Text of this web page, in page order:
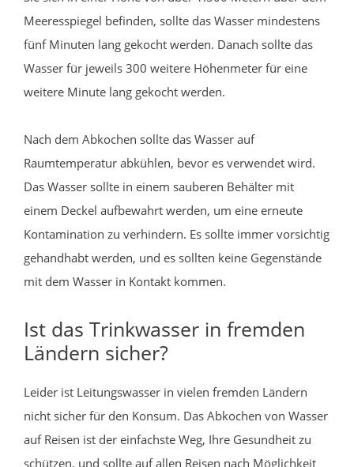
Meeresspiegel befinden, sollte das Wasser mindestens
fünf Minuten lang gekocht werden. Danach sollte das
Wasser für jeweils 300 weitere Höhenmeter für eine
weitere Minute lang gekocht werden.
Nach dem Abkochen sollte das Wasser auf
Raumtemperatur abkühlen, bevor es verwendet wird.
Das Wasser sollte in einem sauberen Behälter mit
einem Deckel aufbewahrt werden, um eine erneute
Kontamination zu verhindern. Es sollte immer vorsichtig
gehandhabt werden, und es sollten keine Gegenstände
mit dem Wasser in Kontakt kommen.
Ist das Trinkwasser in fremden
Ländern sicher?
Leider ist Leitungswasser in vielen fremden Ländern
nicht sicher für den Konsum. Das Abkochen von Wasser
auf Reisen ist der einfachste Weg, Ihre Gesundheit zu
schützen, und sollte auf allen Reisen nach Möglichkeit